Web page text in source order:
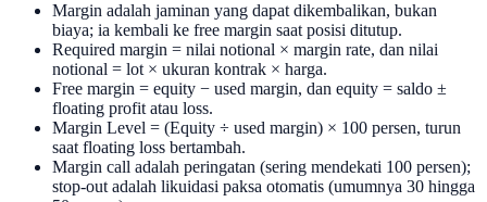
Margin adalah jaminan yang dapat dikembalikan, bukan
biaya; ia kembali ke free margin saat posisi ditutup.
Required margin = nilai notional × margin rate, dan nilai
notional = lot × ukuran kontrak × harga.
Free margin = equity − used margin, dan equity = saldo ±
floating profit atau loss.
Margin Level = (Equity ÷ used margin) × 100 persen, turun
saat floating loss bertambah.
Margin call adalah peringatan (sering mendekati 100 persen);
stop-out adalah likuidasi paksa otomatis (umumnya 30 hingga